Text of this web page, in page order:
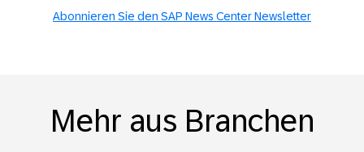
Abonnieren Sie den SAP News Center Newsletter
Mehr aus Branchen